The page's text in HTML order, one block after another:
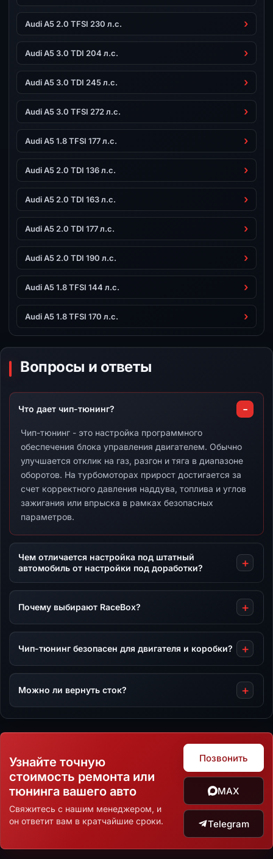
Audi A5 2.0 TFSI 230 л.с.
Audi A5 3.0 TDI 204 л.с.
Audi A5 3.0 TDI 245 л.с.
Audi A5 3.0 TFSI 272 л.с.
Audi A5 1.8 TFSI 177 л.с.
Audi A5 2.0 TDI 136 л.с.
Audi A5 2.0 TDI 163 л.с.
Audi A5 2.0 TDI 177 л.с.
Audi A5 2.0 TDI 190 л.с.
Audi A5 1.8 TFSI 144 л.с.
Audi A5 1.8 TFSI 170 л.с.
Вопросы и ответы
Что дает чип-тюнинг?
Чип-тюнинг - это настройка программного
обеспечения блока управления двигателем. Обычно
улучшается отклик на газ, разгон и тяга в диапазоне
оборотов. На турбомоторах прирост достигается за
счет корректного давления наддува, топлива и углов
зажигания или впрыска в рамках безопасных
параметров.
Чем отличается настройка под штатный
автомобиль от настройки под доработки?
Почему выбирают RaceBox?
Чип-тюнинг безопасен для двигателя и коробки?
Можно ли вернуть сток?
Узнайте точную
стоимость ремонта или
тюнинга вашего авто
Свяжитесь с нашим менеджером, и
он ответит вам в кратчайшие сроки.
Позвонить
MAX
Telegram